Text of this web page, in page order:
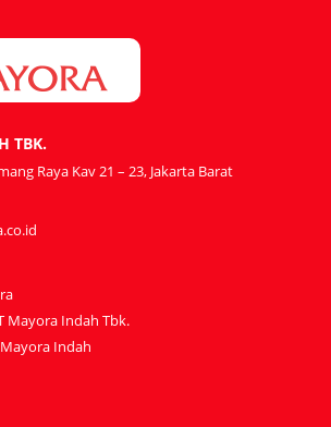
TBK.
Raya Kav 21 – 23, Jakarta Barat
Mayora Indah Tbk.
Indah